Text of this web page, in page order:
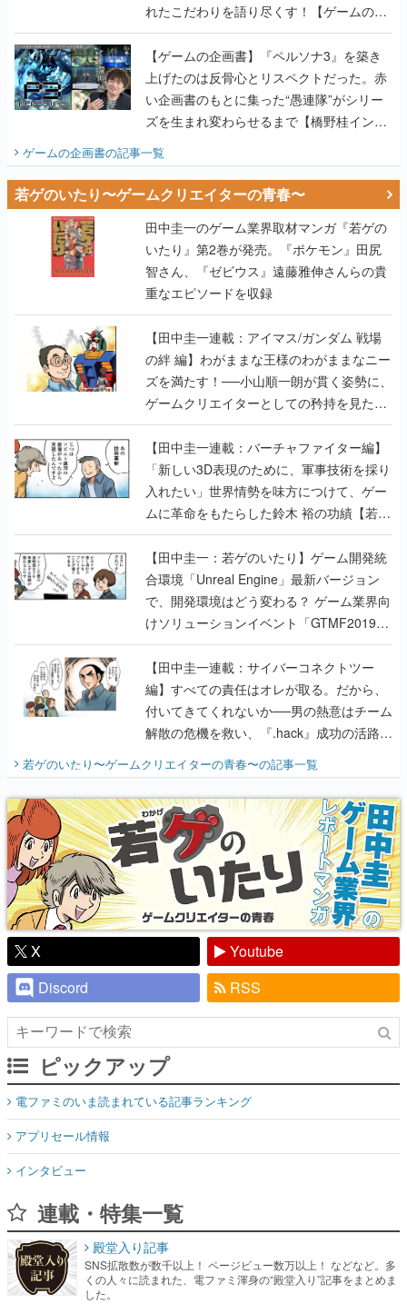
れたこだわりを語り尽くす！【ゲームの企
画書】
【ゲームの企画書】『ペルソナ3』を築き
上げたのは反骨心とリスペクトだった。赤
い企画書のもとに集った“愚連隊”がシリー
ズを生まれ変わらせるまで【橋野桂インタ
ゲームの企画書の記事一覧
若ゲのいたり〜ゲームクリエイターの青春〜
田中圭一のゲーム業界取材マンガ『若ゲの
いたり』第2巻が発売。『ポケモン』田尻
智さん、『ゼビウス』遠藤雅伸さんらの貴
重なエピソードを収録
【田中圭一連載：アイマス/ガンダム 戦場
の絆 編】わがままな王様のわがままなニー
ズを満たす！──小山順一朗が貫く姿勢に、
ゲームクリエイターとしての矜持を見た
【若ゲのいたり最終回】
【田中圭一連載：バーチャファイター編】
「新しい3D表現のために、軍事技術を採り
入れたい」世界情勢を味方につけて、ゲー
ムに革命をもたらした鈴木 裕の功績【若ゲ
のいたり】
【田中圭一：若ゲのいたり】ゲーム開発統
合環境「Unreal Engine」最新バージョン
で、開発環境はどう変わる？ ゲーム業界向
けソリューションイベント「GTMF2019」
に行って、より理解を深めよう【PR】
【田中圭一連載：サイバーコネクトツー
編】すべての責任はオレが取る。だから、
付いてきてくれないか──男の熱意はチーム
解散の危機を救い、『.hack』成功の活路を
『少年ジャンプ』色だった【若ゲのいた
り】
若ゲのいたり〜ゲームクリエイターの青春〜の記事一覧
X
Youtube
Discord
RSS
ピックアップ
電ファミのいま読まれている記事ランキング
アプリセール情報
インタビュー
連載・特集一覧
殿堂入り記事
SNS拡散数が数千以上！ ページビュー数万以上！ などなど。多
くの人々に読まれた、電ファミ渾身の“殿堂入り”記事をまとめま
した。